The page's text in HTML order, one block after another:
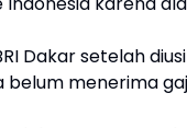
Dakar setelah
belum menerima